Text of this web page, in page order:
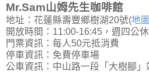
Mr.Sam山姆先生咖啡館
地址：花蓮縣壽豐鄉樹湖20號(地圖
開放時間：11:00-16:45，週四公休
門票資訊：每人50元抵消費
停車資訊：免費停車場
公車資訊：中山路一段「大樹腳